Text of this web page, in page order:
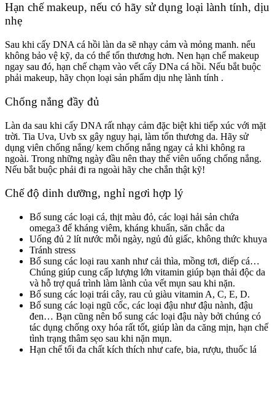
Hạn chế makeup, nếu có hãy sử dụng loại lành tính, dịu
nhẹ
Sau khi cấy DNA cá hồi làn da sẽ nhạy cảm và mỏng manh. nếu
không bảo vệ kỹ, da có thể tổn thương hơn. Nen hạn chế makeup
ngay sau đó, hạn chế chạm vào vết cấy DNa cá hồi. Nếu bắt buộc
phải makeup, hãy chọn loại sản phẩm dịu nhẹ lành tính .
Chống nắng đầy đủ
Làn da sau khi cấy DNA rất nhạy cảm đặc biệt khi tiếp xúc với mặt
trời. Tia Uva, Uvb sx gây nguy hại, làm tổn thương da. Hãy sử
dụng viên chống nắng/ kem chống nắng ngay cả khi không ra
ngoài. Trong những ngày đầu nên thay thế viên uống chống nắng.
Nếu bắt buộc phải đi ra ngoài hãy che chắn thật kỹ!
Chế độ dinh dưỡng, nghỉ ngơi hợp lý
Bổ sung các loại cá, thịt màu đỏ, các loại hải sản chứa
omega3 để kháng viêm, kháng khuẩn, săn chắc da
Uống đủ 2 lít nước mỗi ngày, ngủ đủ giấc, không thức khuya
Tránh stress
Bổ sung các loại rau xanh như cải thìa, mồng tơi, diếp cá…
Chúng giúp cung cấp lượng lớn vitamin giúp bạn thải độc da
và hỗ trợ quá trình làm lành của vết mụn sau khi nặn.
Bổ sung các loại trái cây, rau củ giàu vitamin A, C, E, D.
Bổ sung các loại ngũ cốc, các loại đậu như đậu nành, đậu
đen… Bạn cũng nên bổ sung các loại đậu này bởi chúng có
tác dụng chống oxy hóa rất tốt, giúp làn da căng mịn, hạn chế
tình trạng thâm sẹo sau khi nặn mụn.
Hạn chế tối đa chất kích thích như cafe, bia, rượu, thuốc lá